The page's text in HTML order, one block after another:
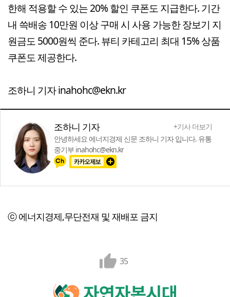
한해 적용할 수 있는 20% 할인 쿠폰도 지급한다. 기간
내 쓱배송 10만원 이상 구매 시 사용 가능한 장보기 지
원금도 5000원씩 준다. 뷰티 카테고리 최대 15% 상품
쿠폰도 제공한다.
조하니 기자 inahohc@ekn.kr
조하니 기자
+기사 더보기
안녕하세요 에너지경제 신문 조하니 기자 입니다. 유통
중기부 inahohc@ekn.kr
ⓒ 에너지경제,무단전재 및 재배포 금지
35